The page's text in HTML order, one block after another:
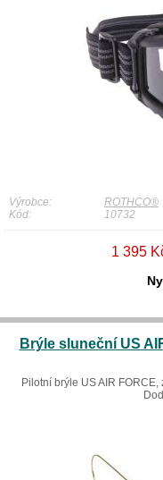
Výrobce:
ROTHCO®
Kód:
10732
1 395
Brýle sluneční US
Pilotní brýle US AIR